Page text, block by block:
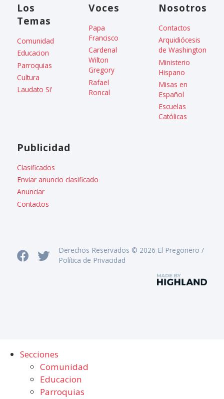
Los
Temas
Comunidad
Educacion
Parroquias
Cultura
Laudato Si’
Voces
Papa
Francisco
Cardenal
Wilton
Gregory
Rafael
Roncal
Nosotros
Contactos
Arquidiócesis
de Washington
Ministerio
Hispano
Misas en
Español
Escuelas
Católicas
Publicidad
Clasificados
Enviar anuncio clasificado
Anunciar
Contactos
Derechos Reservados © 2026 El Pregonero /
Política de Privacidad
Secciones
Comunidad
Educacion
Parroquias